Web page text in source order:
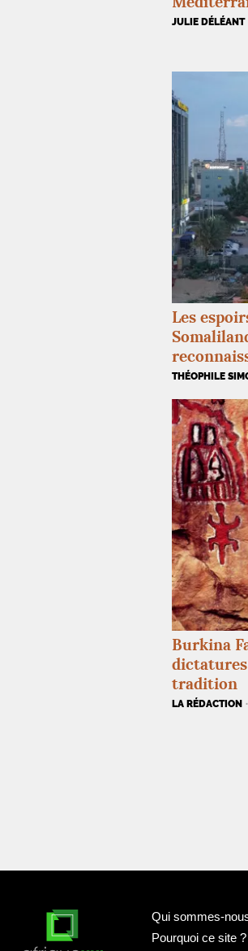
JULIE DÉLÉANT
Les
THÉOPHILE
Burkina
tradition
LA RÉDACTION
Qui sommes-
Pourquoi ce site ?